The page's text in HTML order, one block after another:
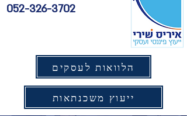
052-326-3702
הלוואות לעסקים
ייעוץ משכנתאות